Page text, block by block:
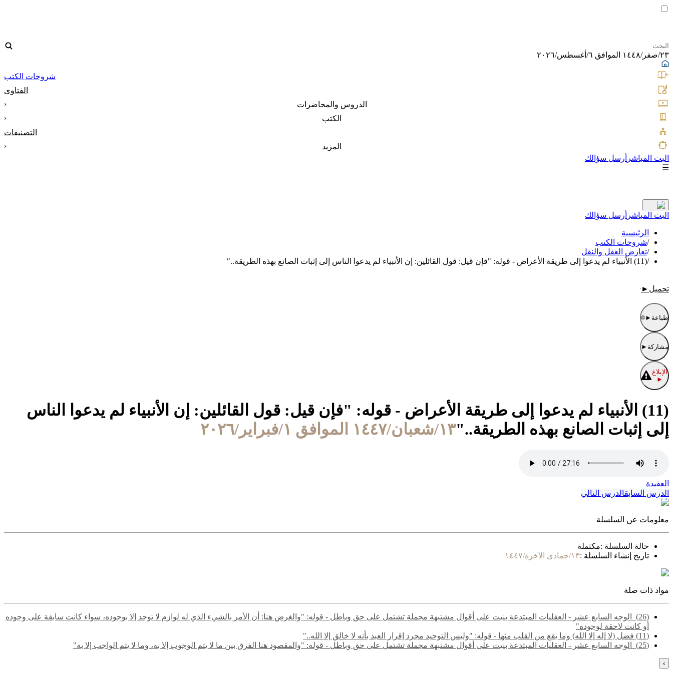
٢٣/صفر/١٤٤٨ الموافق ٦/أغسطس/٢٠٢٦
شروحات الكتب
الفتاوى
الدروس والمحاضرات
‹
الكتب
‹
التصنيفات
المزيد
‹
البث المباشر أرسل سؤالك
☰
البث المباشر أرسل سؤالك
الرئيسية
/شروحات الكتب
/تعارض العقل والنقل
/(11) ‌‌الأنبياء لم يدعوا إلى طريقة الأعراض - قوله: "فإن قيل: قول القائلين: إن الأنبياء لم يدعوا الناس إلى إثبات ‌الصانع ‌بهذه الطريقة.."
تحميل ►
طباعة ►
مشاركة ►
الإبلاغ
►
(11) ‌‌الأنبياء لم يدعوا إلى طريقة الأعراض - قوله: "فإن قيل: قول القائلين: إن الأنبياء لم يدعوا الناس
إلى إثبات ‌الصانع ‌بهذه الطريقة.."١٣/شعبان/١٤٤٧ الموافق ١/فبراير/٢٠٢٦
العقيدة
الدرس السابقالدرس التالي
معلومات عن السلسلة
حالة السلسلة :مكتملة
تاريخ إنشاء السلسلة :١٣/جمادى الآخرة/١٤٤٧
مواد ذات صلة
(26) ‌‌ الوجه السابع عشر - العقليات المبتدعة بنيت على أقوال مشتبهة مجملة تشتمل على حق وباطل - قوله: "والغرض هنا: أن الأمر بالشيء الذي له لوازم لا توجد إلا بوجوده، سواء كانت سابقة على وجوده
أو كانت لاحقة لوجوده"
(11) فضل (لا إله إلا الله) وما يقع من القلب منها - قوله: "وليس التوحيد مجرد إقرار العبد بأنه لا خالق إلا الله.."
(25) ‌‌ الوجه السابع عشر - العقليات المبتدعة بنيت على أقوال مشتبهة مجملة تشتمل على حق وباطل - قوله: "والمقصود هنا الفرق بين ما لا يتم الوجوب إلا به، وما لا يتم الواجب إلا به"
›